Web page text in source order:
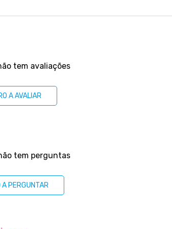
tem avaliações
A AVALIAR
tem perguntas
A PERGUNTAR